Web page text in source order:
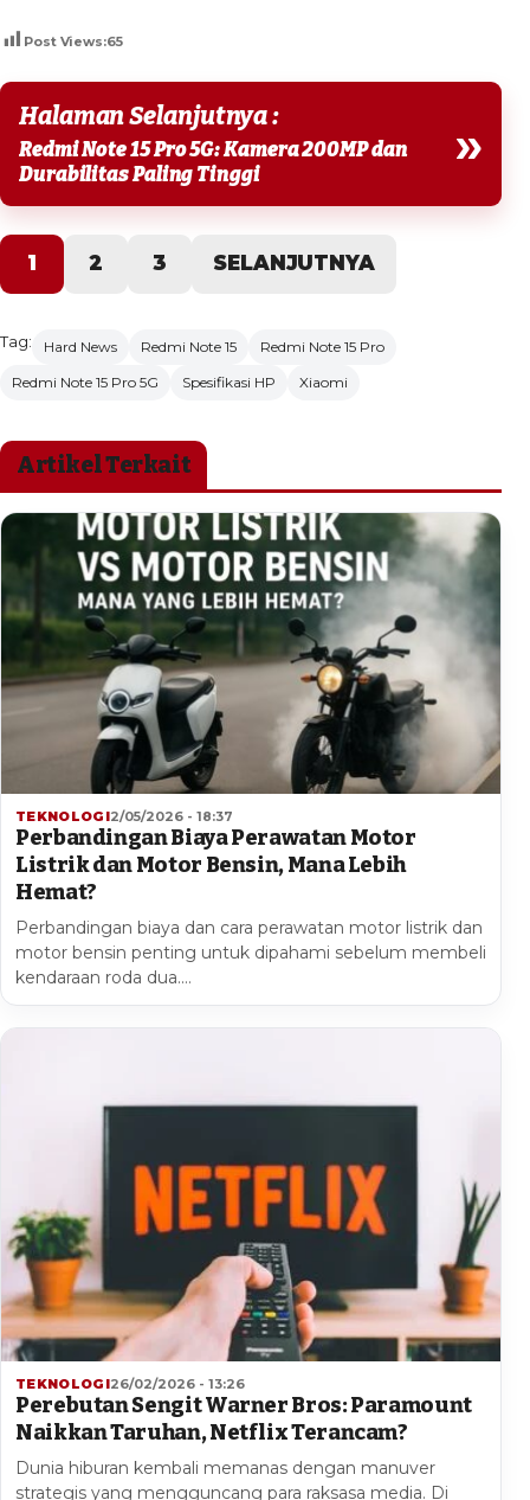
Post Views:65
Halaman Selanjutnya :
Redmi Note 15 Pro 5G: Kamera 200MP dan
Durabilitas Paling Tinggi
»
1 2 3 SELANJUTNYA
Tag: Hard News Redmi Note 15
Redmi Note 15 Pro
Redmi Note 15 Pro 5G
Spesifikasi HP Xiaomi
Artikel Terkait
TEKNOLOGI2/05/2026 - 18:37
Perbandingan Biaya Perawatan Motor
Listrik dan Motor Bensin, Mana Lebih
Hemat?
Perbandingan biaya dan cara perawatan motor listrik dan
motor bensin penting untuk dipahami sebelum membeli
kendaraan roda dua.…
TEKNOLOGI26/02/2026 - 13:26
Perebutan Sengit Warner Bros: Paramount
Naikkan Taruhan, Netflix Terancam?
Dunia hiburan kembali memanas dengan manuver
strategis yang mengguncang para raksasa media. Di